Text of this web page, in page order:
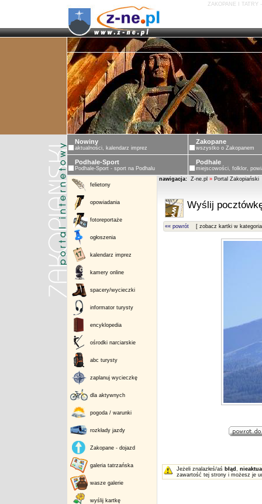
ZAKOPANE I TATRY
Nowiny
aktualności, kalendarz imprez
Zakopane
wszystko o Zakopanem
Podhale-Sport
Podhale-Sport - sport na Podhalu
Podhale
miejscowości, folklor,
felietony
opowiadania
fotoreportaże
ogłoszenia
kalendarz imprez
kamery online
spacery/wycieczki
informator turysty
encyklopedia
ośrodki narciarskie
abc turysty
zaplanuj wycieczkę
dla aktywnych
pogoda / warunki
rozkłady jazdy
Zakopane - dojazd
galeria tatrzańska
wasze galerie
wyślij kartkę
nawigacja: Z-ne.pl » Portal Zakopiański
Wyślij
«« powrót [ zobacz kartki w
Jeżeli znalazłeś/aś błąd ,
zawartość tej strony i możesz je